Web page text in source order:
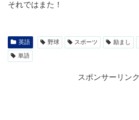
それではまた！
英語 野球 スポーツ 励まし
単語
スポンサーリンク